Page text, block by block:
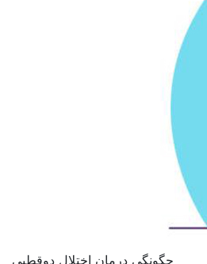
چگونگی درمان اختلال دوقطبی